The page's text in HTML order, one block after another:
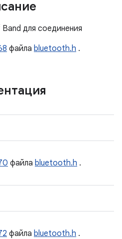
для соединения
файла bluetooth.h .
файла bluetooth.h .
файла bluetooth.h .